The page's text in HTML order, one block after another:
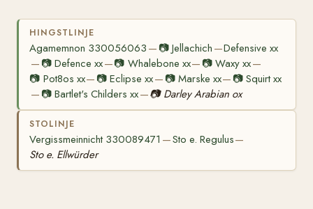
HINGSTLINJE
Agamemnon 330056063 — 📷Jellachich —Defensive xx
— 📷Defence xx—📷 Whalebone xx— 📷Waxy xx—
📷 Pot8os xx— 📷Eclipse xx— 📷 Marske xx— 📷 Squirt xx
— 📷Bartlet's Childers xx—📷 Darley Arabian ox
STOLINJE
Vergissmeinnicht 330089471 —Sto e. Regulus—
Sto e. Ellwürder